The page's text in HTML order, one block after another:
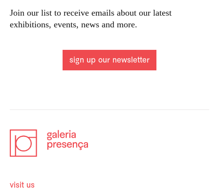
Join our list to receive emails about our latest
exhibitions, events, news and more.
sign up our newsletter
visit us